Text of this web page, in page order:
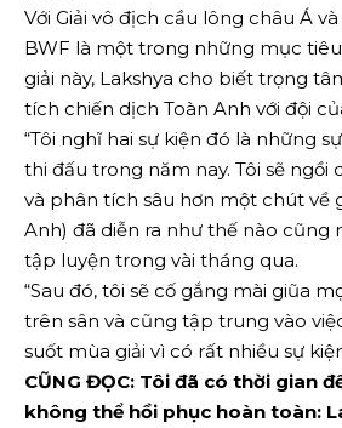
Với Giải vô địch cầu lông châu Á
BWF là một trong những mục
giải này, Lakshya cho biết trọng
tích chiến dịch Toàn Anh với đội
“Tôi nghĩ hai sự kiện đó là những
thi đấu trong năm nay. Tôi sẽ ngồi
và phân tích sâu hơn một chút về
Anh) đã diễn ra như thế nào cũng
tập luyện trong vài tháng qua.
“Sau đó, tôi sẽ cố gắng mài giũa
trên sân và cũng tập trung vào
suốt mùa giải vì có rất nhiều sự
CŨNG ĐỌC: Tôi đã có thời gian
không thể hồi phục hoàn toàn: